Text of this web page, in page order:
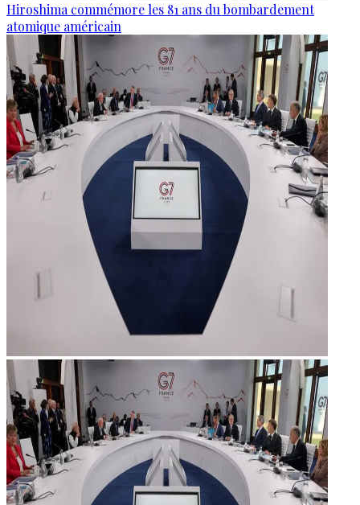
Hiroshima commémore les 81 ans du bombardement
atomique américain